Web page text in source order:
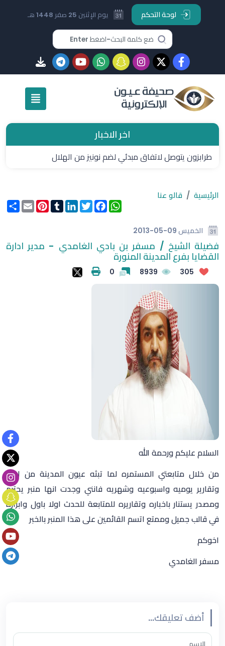
لوحة التحكم يوم الإثنين 25 صفر 1448 هـ
اخر الاخبار
طرابزون يتوصل لاتفاق مبدئي لضم نونيز من الهلال
الرئيسية قالو عنا
انشرEmail
PinterestTumblrLinkedInTwitter
Facebook
WhatsApp
الخميس 2013-05-09
فضيلة الشيخ / مسفر بن بادي الغامدي - مدير ادارة
القضايا بفرع المدينة المنورة
305
8939
0
السلام عليكم ورحمة الله
من خلال متابعتي المستمره لما تبثه عيون المدينة من اخبار
وتقارير يوميه واسبوعيه وشهريه فانني وجدت انها منبر يحترم
ومصدر يستنار باخباره وتقاريره للمتابعة للحدث اولا باول وابرازه
في قالب جميل وممتع اتسم القائمين على هذا المنبر بالخبر
اخوكم
مسفر الغامدي
أضف تعليقك...